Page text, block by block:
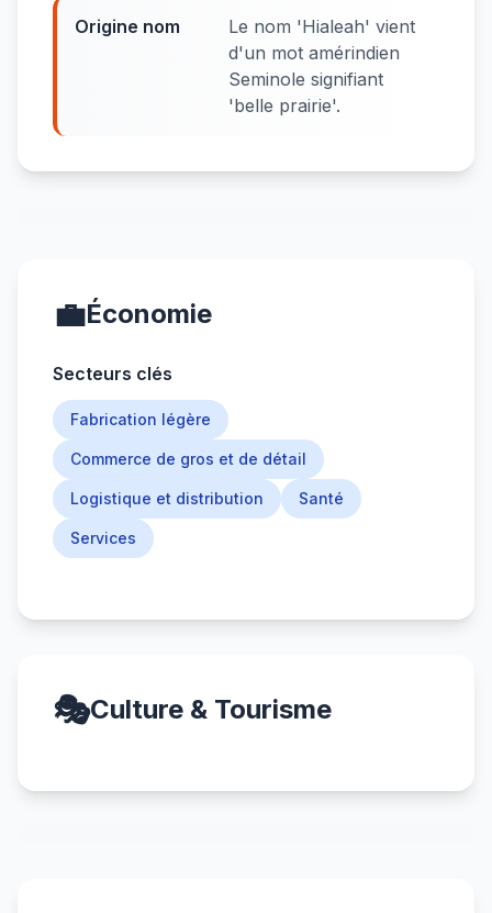
Origine nom
Le nom 'Hialeah' vient
d'un mot amérindien
Seminole signifiant
'belle prairie'.
💼Économie
Secteurs clés
Fabrication légère
Commerce de gros et de détail
Logistique et distribution Santé
Services
🎭Culture & Tourisme